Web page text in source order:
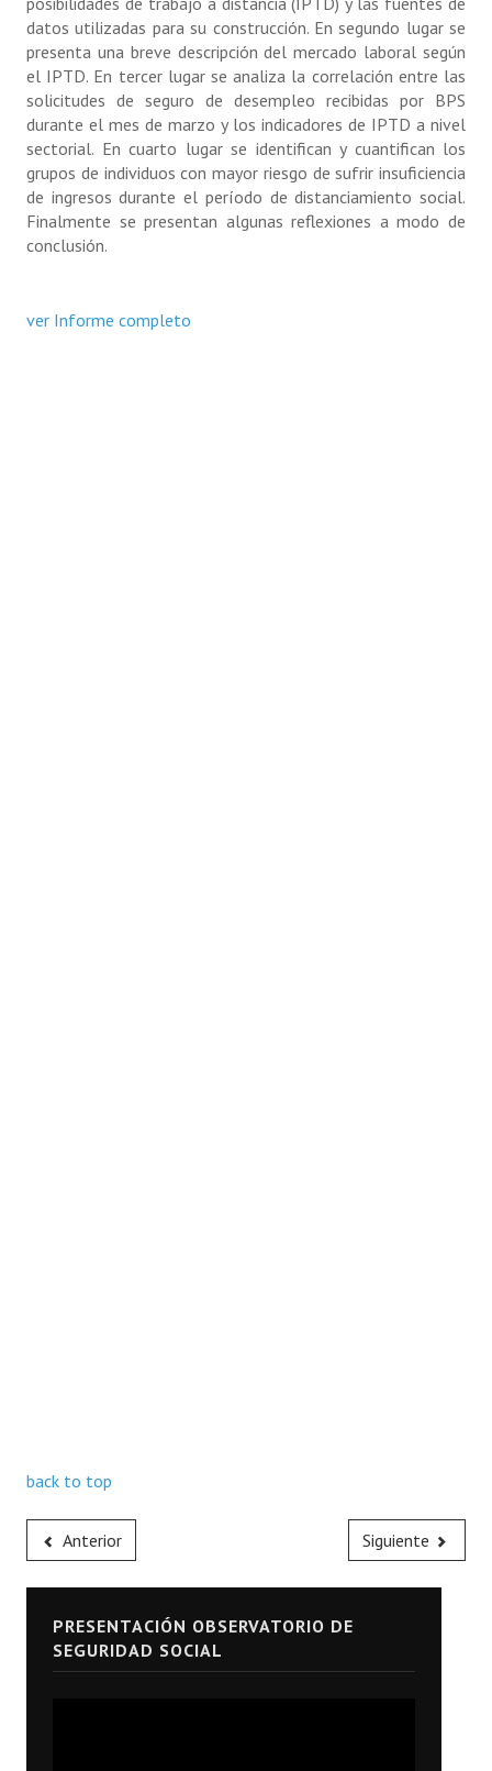
datos utilizadas para su construcción. En segundo lugar se
presenta una breve descripción del mercado laboral según
el IPTD. En tercer lugar se analiza la correlación entre las
solicitudes de seguro de desempleo recibidas por BPS
durante el mes de marzo y los indicadores de IPTD a nivel
sectorial. En cuarto lugar se identifican y cuantifican los
grupos de individuos con mayor riesgo de sufrir insuficiencia
de ingresos durante el período de distanciamiento social.
Finalmente se presentan algunas reflexiones a modo de
conclusión.
ver Informe completo
back to top
Anterior Siguiente
PRESENTACIÓN OBSERVATORIO DE
SEGURIDAD SOCIAL